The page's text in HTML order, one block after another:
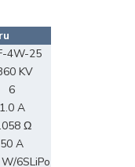
4W-25
KV
6
1.0 A
Ω
50 A
6SLiPo